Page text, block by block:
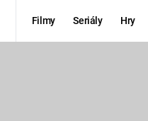
Filmy Seriály Hry